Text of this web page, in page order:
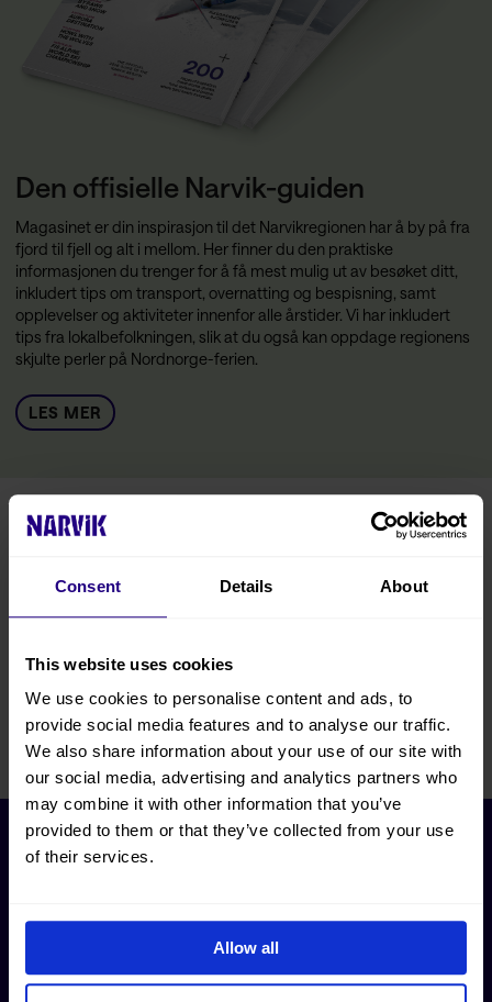
Consent Details About
This website uses cookies
We use cookies to personalise content and ads, to
provide social media features and to analyse our traffic.
We also share information about your use of our site with
our social media, advertising and analytics partners who
may combine it with other information that you’ve
provided to them or that they’ve collected from your use
of their services.
Allow all
Den offisielle Narvik-guiden
Magasinet er din inspirasjon til det Narvikregionen har å by på fra
fjord til fjell og alt i mellom. Her finner du den praktiske
informasjonen du trenger for å få mest mulig ut av besøket ditt,
inkludert tips om transport, overnatting og bespisning, samt
opplevelser og aktiviteter innenfor alle årstider. Vi har inkludert
tips fra lokalbefolkningen, slik at du også kan oppdage regionens
skjulte perler på Nordnorge-ferien.
LES MER
Turistinformasjon
Reise hit
FAQ
8505 Narvik